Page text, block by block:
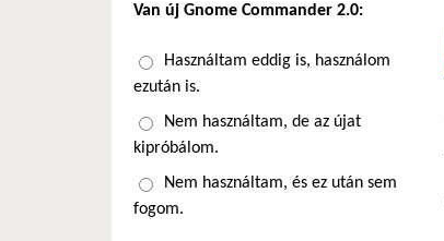
Van új Gnome Commander 2.0:
Választások
Használtam eddig is, használom
ezután is.
Nem használtam, de az újat
kipróbálom.
Nem használtam, és ez után sem
fogom.